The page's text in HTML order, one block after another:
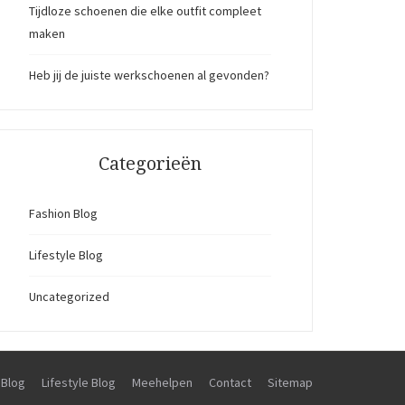
Tijdloze schoenen die elke outfit compleet
maken
Heb jij de juiste werkschoenen al gevonden?
Categorieën
Fashion Blog
Lifestyle Blog
Uncategorized
Lifestyle Blog Meehelpen Contact Sitemap